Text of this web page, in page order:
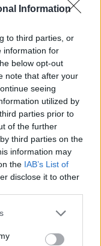
Information
to third parties, or
information for
below opt-out
note that after your
seeing
utilized by
parties prior to
of the further
third parties on the
information may
the IAB’s List of
disclose it to other
or more Google
You may click to
éves